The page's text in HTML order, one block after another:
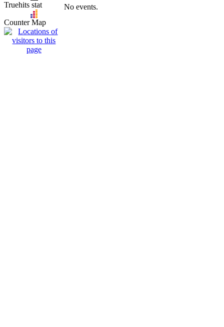
Truehits stat
Counter Map
No events.